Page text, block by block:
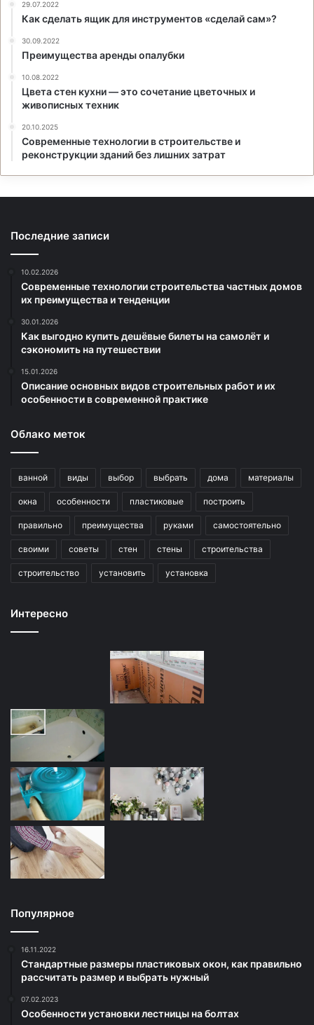
29.07.2022
Как сделать ящик для инструментов «сделай сам»?
30.09.2022
Преимущества аренды опалубки
10.08.2022
Цвета стен кухни — это сочетание цветочных и
живописных техник
20.10.2025
Современные технологии в строительстве и
реконструкции зданий без лишних затрат
Последние записи
10.02.2026
Современные технологии строительства частных домов
их преимущества и тенденции
30.01.2026
Как выгодно купить дешёвые билеты на самолёт и
сэкономить на путешествии
15.01.2026
Описание основных видов строительных работ и их
особенности в современной практике
Облако меток
ванной виды выбор выбрать дома материалы
окна особенности пластиковые построить
правильно преимущества руками самостоятельно
своими советы стен стены строительства
строительство установить установка
Интересно
Популярное
16.11.2022
Стандартные размеры пластиковых окон, как правильно
рассчитать размер и выбрать нужный
07.02.2023
Особенности установки лестницы на болтах